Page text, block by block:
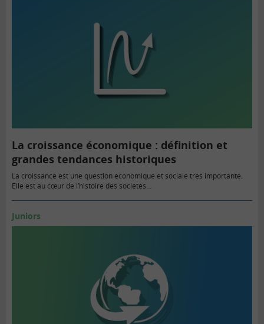
La croissance économique : définition et
grandes tendances historiques
La croissance est une question économique et sociale très importante.
Elle est au cœur de l’histoire des sociétés…
Juniors